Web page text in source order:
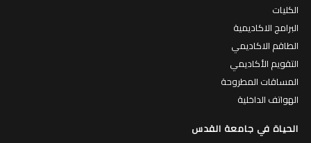
الكليات
البرامج الاكاديمية
الطاقم الاكاديمي
التقويم الأكاديمي
المساقات المطروحة
الهواتف الداخلية
الحياة في جامعة القدس